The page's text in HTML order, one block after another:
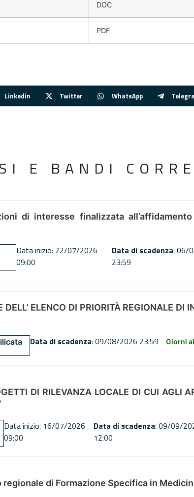
DOC
PDF
Linkedin Twitter WhatsApp
E BANDI
di interesse finalizzata
Data inizio: 22/07/2026
09:00
Data di scadenza: 06/
23:59
ELENCO DI PRIORITÀ REGIONALE DI
Data di scadenza: 09/08/2026 23:59 Giorni
DI RILEVANZA LOCALE DI CUI AGLI
Data inizio: 16/07/2026
09:00
Data di scadenza: 09/09/
12:00
regionale di Formazione Specifica in